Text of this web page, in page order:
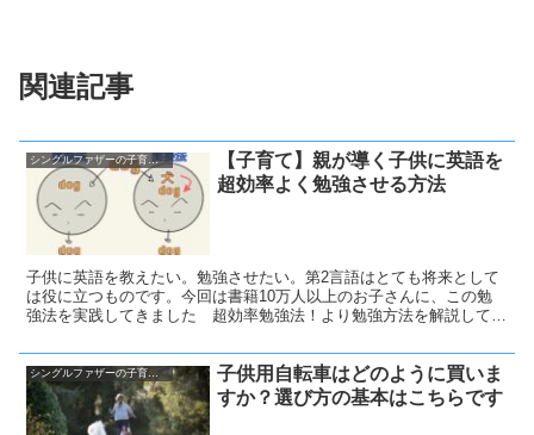
関連記事
シングルファザーの子育て奮闘記
【子育て】親が導く子供に英語を
超効率よく勉強させる方法
子供に英語を教えたい。勉強させたい。第2言語はとても将来として
は役に立つものです。今回は書籍10万人以上のお子さんに、この勉
強法を実践してきました 超効率勉強法！より勉強方法を解説してい
子供用自転車はどのように買いま
すか？選び方の基本はこちらです